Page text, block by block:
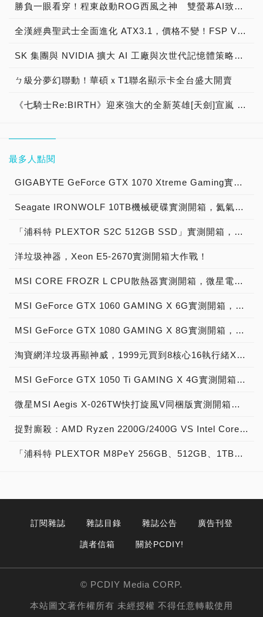
勝負一眼看穿！程東啟動ROG西風之神 雙螢幕AI致勝全局
全漢經典聖武士全面進化 ATX3.1，價格不變！FSP VIC BD+ 電競入門最強銅牌電源！ ATX 3.1、全新壓紋線材、登錄享 5 年保固，打造新世代入門電競首選
SK 集團與 NVIDIA 擴大 AI 工廠與次世代記憶體策略合作 規模逾 5,000 億美元的 NVIDIA-SK AI 計畫（NVIDIA-SK AI Initiative）， 涵蓋 SK Telecom 最高達 2GW 的 AI 工廠，以及與 SK 海力士的長期 AI 記憶體合作
ㄅ級分夢幻聯動！華碩ｘT1聯名顯示卡全台盛大開賣
《七騎士Re:BIRTH》迎來強大的全新英雄[天劍]宣嵐 同步推出韓國主題劇情
最多人點閱
GIGABYTE GeForce GTX 1070 Xtreme Gaming實測開箱，電競級顯示卡中的頂尖之作！
Seagate IRONWOLF 10TB機械硬碟實測開箱，氦氣填充那嘶狼守護者NAS HDD
「浦科特 PLEXTOR S2C 512GB SSD」實測開箱，超值型固態硬碟中的優質好貨！
洋垃圾神器，Xeon E5-2670實測開箱大作戰！
MSI CORE FROZR L CPU散熱器實測開箱，微星電競產品再添新兵
MSI GeForce GTX 1060 GAMING X 6G實測開箱，玩家級電競顯示卡中的神兵利器！
MSI GeForce GTX 1080 GAMING X 8G實測開箱，史上最強大Pascal自製顯示卡全面來襲！
淘寶網洋垃圾再顯神威，1999元買到8核心16執行緒Xeon E5-2670神器級處理器！
MSI GeForce GTX 1050 Ti GAMING X 4G實測開箱，中階電競顯示卡中的玩家精品！
微星MSI Aegis X-026TW快打旋風V同梱版實測開箱，VR電競桌機的頂尖之作！
捉對廝殺：AMD Ryzen 2200G/2400G VS Intel Core i3-8100/i5-8400
「浦科特 PLEXTOR M8PeY 256GB、512GB、1TB」實測開箱，玩家級NVMe型PCIe 3.0 x4 SSD效能實測大作戰！
訂閱雜誌 雜誌目錄 雜誌公告 廣告刊登
讀者信箱 關於PCDIY!
© PCDIY Media CORP.
本站圖文著作權所有 未經授權 不得任意轉載使用